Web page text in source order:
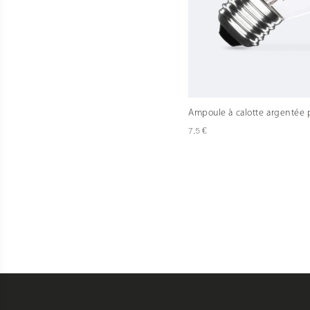
Ampoule à calotte argentée
7,5 €